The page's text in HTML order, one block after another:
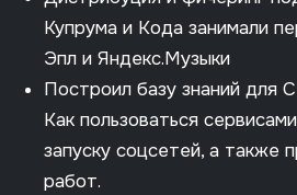
Купрума и Кода занимали
Эпл и Яндекс.Музыки
Построил базу знаний для
Как пользоваться
запуску соцсетей, а также
работ.